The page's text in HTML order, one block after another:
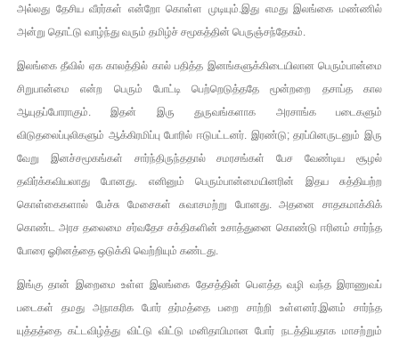
குண்டை தூக்கிப்போட்ட ஆய்வு…. இந்தியாவின் “கோவிஷீல்டு”
யாழில் தமிழின தலைவர் பிரபாகரனின் பிறந்தநாளை
ஏர்போர்ட்டில் உதைத்த நபர் யார், என்ன நடந்தது?: உண்மையை
சீனா இலங்கையிடம் 8 மில்லியன் அமெரிக்க டொலர் நட்டஈடு
01/11/2021 Scotland ல் நடைபெறும் கண்டனப்
அல்லது தேசிய வீரர்கள் என்றோ கொள்ள முடியும்.இது எமது இலங்கை மண்ணில்
அன்று தொட்டு வாழ்ந்து வரும் தமிழ்ச் சமூகத்தின் பெருஞ்சந்தேகம்.
இலங்கை தீவில் ஏக காலத்தில் கால் பதித்த இனங்களுக்கிடையிலான பெரும்பான்மை
சிறுபான்மை என்ற பெரும் போட்டி பெற்றெடுத்ததே மூன்றறை தசாப்த கால
ஆயுதப்போராகும். இதன் இரு துருவங்களாக அரசாங்க படைகளும்
விடுதலைப்புலிகளும் ஆக்கிரமிப்பு போரில் ஈடுபட்டனர். இரண்டு; தரப்பினருடனும் இரு
வேறு இனச்சமூகங்கள் சார்ந்திருந்ததால் சமரசங்கள் பேச வேண்டிய சூழல்
தவிர்க்கவியலாது போனது. எனினும் பெரும்பான்மையினரின் இதய சுத்தியற்ற
கொள்கைகளால் பேச்சு மேசைகள் சுவாசமற்று போனது. அதனை சாதகமாக்கிக்
கொண்ட அரச தலைமை சர்வதேச சக்திகளின் உசாத்துனை கொண்டு ஈரினம் சார்ந்த
போரை ஓரினத்தை ஒடுக்கி வெற்றியும் கண்டது.
இங்கு தான் இறைமை உள்ள இலங்கை தேசத்தின் பௌத்த வழி வந்த இராணுவப்
படைகள் தமது அநாகரிக போர் தர்மத்தை பறை சாற்றி உள்ளனர்.இனம் சார்ந்த
யுத்தத்தை கட்டவிழ்த்து விட்டு விட்டு மனிதாபிமான போர் நடத்தியதாக மாசற்றும்